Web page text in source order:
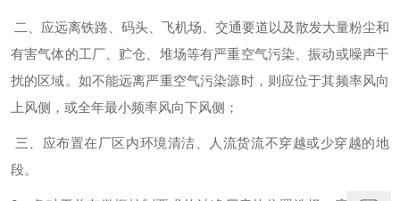
二、应远离铁路、码头、飞机场、交通要道以及散发大量粉尘和
有害气体的工厂、贮仓、堆场等有严重空气污染、振动或噪声干
扰的区域。如不能远离严重空气污染源时，则应位于其频率风向
上风侧，或全年最小频率风向下风侧；
三、应布置在厂区内环境清洁、人流货流不穿越或少穿越的地
段。